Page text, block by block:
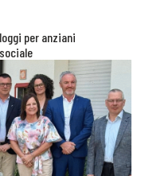
per anziani